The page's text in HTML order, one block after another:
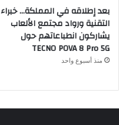
بعد إطلاقه في المملكة… خبراء
التقنية ورواد مجتمع الألعاب
يشاركون انطباعاتهم حول
TECNO POVA 8 Pro 5G
منذ أسبوع واحد